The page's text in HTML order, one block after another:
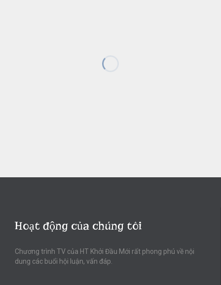
Hoạt động của chúng tôi
Chương trình TV của HT Khởi Đầu Mới rất phong phú về nội
dung các buổi hội luận, vấn đáp.